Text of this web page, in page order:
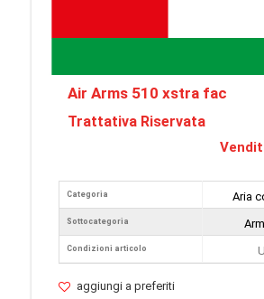
Air Arms 510 xstra fac
Trattativa Riservata
Categoria
Sottocategoria
Condizioni articolo
Aria
aggiungi a preferiti